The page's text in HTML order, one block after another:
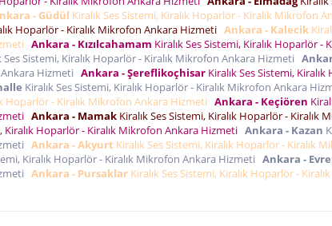
- Güdül Kiralık Ses Sistemi, Kiralık Hoparlör - Kiralık Mikrofon
Hoparlör - Kiralık Mikrofon Ankara Hizmeti Ankara - Kalecik
Ankara - Kızılcahamam Kiralık Ses Sistemi, Kiralık Hoparlör -
Ses Sistemi, Kiralık Hoparlör - Kiralık Mikrofon Ankara Hizmeti
Hizmeti Ankara - Şereflikoçhisar Kiralık Ses Sistemi,
Kiralık Ses Sistemi, Kiralık Hoparlör - Kiralık Mikrofon Ankara
Hoparlör - Kiralık Mikrofon Ankara Hizmeti Ankara - Keçiören
Ankara - Mamak Kiralık Ses Sistemi, Kiralık Hoparlör - Kiralık
Kiralık Hoparlör - Kiralık Mikrofon Ankara Hizmeti Ankara - Kazan
Ankara - Akyurt Kiralık Ses Sistemi, Kiralık Hoparlör - Kiralık
Kiralık Hoparlör - Kiralık Mikrofon Ankara Hizmeti Ankara -
Ankara - Pursaklar Kiralık Ses Sistemi, Kiralık Hoparlör -